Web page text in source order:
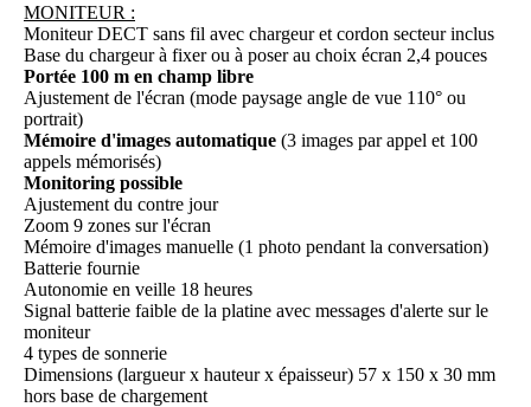
MONITEUR :
Moniteur DECT sans fil avec chargeur et cordon secteur inclus
Base du chargeur à fixer ou à poser au choix écran 2,4 pouces
Portée 100 m en champ libre
Ajustement de l'écran (mode paysage angle de vue 110° ou
portrait)
Mémoire d'images automatique (3 images par appel et 100
appels mémorisés)
Monitoring possible
Ajustement du contre jour
Zoom 9 zones sur l'écran
Mémoire d'images manuelle (1 photo pendant la conversation)
Batterie fournie
Autonomie en veille 18 heures
Signal batterie faible de la platine avec messages d'alerte sur le
moniteur
4 types de sonnerie
Dimensions (largueur x hauteur x épaisseur) 57 x 150 x 30 mm
hors base de chargement